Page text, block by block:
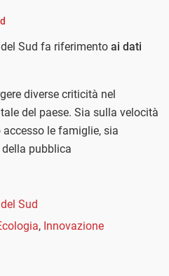
Sud fa riferimento ai dati
diverse criticità nel
del paese. Sia sulla velocità
le famiglie, sia
pubblica
Sud
, Innovazione